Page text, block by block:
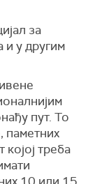
за
и у другим
пут. То
паметних
којој треба